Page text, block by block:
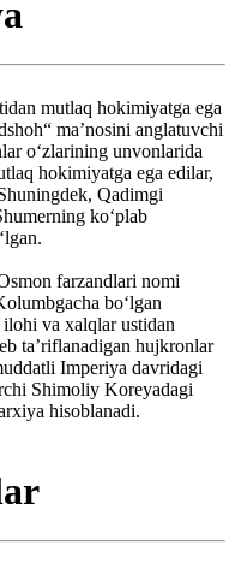
mutlaq hokimiyatga ega
maʼnosini anglatuvchi
oʻzlarining unvonlarida
hokimiyatga ega edilar,
Qadimgi
koʻplab
farzandlari nomi
boʻlgan
va xalqlar ustidan
taʼriflanadigan hujkronlar
Imperiya davridagi
Shimoliy Koreyadagi
hisoblanadi.